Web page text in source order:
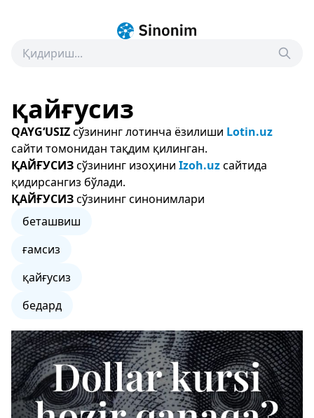
қайғусиз
QAYG‘USIZсўзининг лотинча ёзилиши Lotin.uz
сайти томонидан тақдим қилинган.
ҚАЙҒУСИЗсўзининг изоҳини Izoh.uzсайтида
қидирсангиз бўлади.
ҚАЙҒУСИЗсўзининг синонимлари
беташвиш
ғамсиз
қайғусиз
бедард